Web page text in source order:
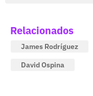
Relacionados
James Rodríguez
David Ospina